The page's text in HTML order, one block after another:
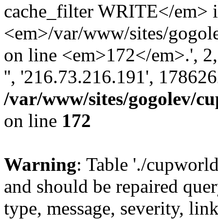
cache_filter WRITE</em>
<em>/var/www/sites/
on line <em>172</em>.',
'', '216.73.216.191',
/var/www/sites/gogolev/
on line 172
Warning: Table './
and should be repaired
type, message, severity,